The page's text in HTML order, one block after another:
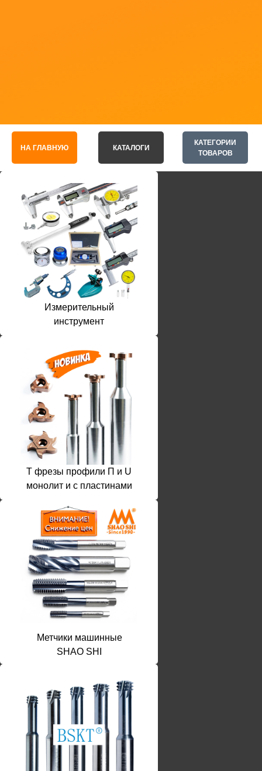
КАТЕГОРИИ
ТОВАРОВ
НА ГЛАВНУЮ КАТАЛОГИ
Измерительный
инструмент
T фрезы профили П и U
монолит и с пластинами
Метчики машинные
SHAO SHI